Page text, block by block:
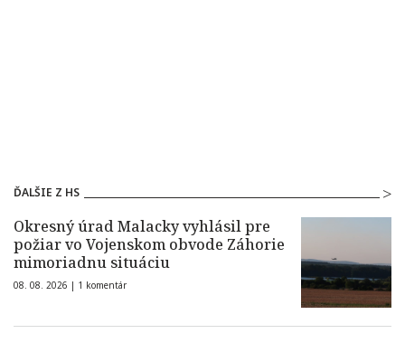
ĎALŠIE Z HS
Okresný úrad Malacky vyhlásil pre
požiar vo Vojenskom obvode Záhorie
mimoriadnu situáciu
08. 08. 2026 | 1 komentár